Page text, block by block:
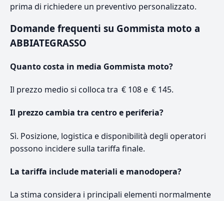
prima di richiedere un preventivo personalizzato.
Domande frequenti su Gommista moto a
ABBIATEGRASSO
Quanto costa in media Gommista moto?
Il prezzo medio si colloca tra € 108 e € 145.
Il prezzo cambia tra centro e periferia?
Sì. Posizione, logistica e disponibilità degli operatori
possono incidere sulla tariffa finale.
La tariffa include materiali e manodopera?
La stima considera i principali elementi normalmente